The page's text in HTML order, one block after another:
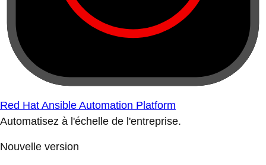
Red Hat Ansible Automation Platform
Automatisez à l'échelle de l'entreprise.
Nouvelle version